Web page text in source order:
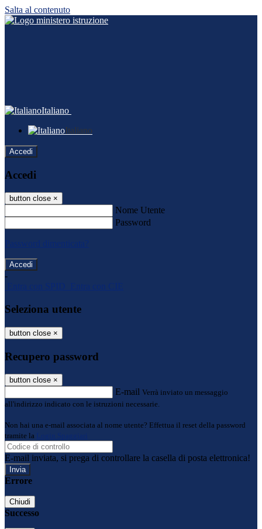
Salta al contenuto
Italiano
Italiano
Accedi
Accedi
button close ×
Nome Utente
Password
Password dimenticata?
-
Entra con SPID
Entra con CIE
Seleziona utente
button close ×
Recupero password
button close ×
E-mail Verrà inviato un messaggio
all'indirizzo indicato con le istruzioni necessarie.
Non hai una e-mail associata al nome utente? Effettua il reset della password
tramite la
Login Spaggiari
E-mail inviata, si prega di controllare la casella di posta elettronica!
Errore
Chiudi
Successo